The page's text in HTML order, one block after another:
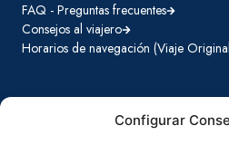
Configurar
FAQ - Preguntas frecuentes
Consejos al viajero
Horarios de navegación (Viaje
Destinos Hurtigruten